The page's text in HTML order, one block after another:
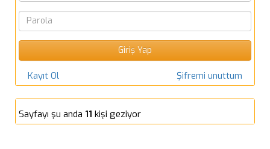
Kayıt Ol Şifremi unuttum
Sayfayı şu anda 11 kişi geziyor